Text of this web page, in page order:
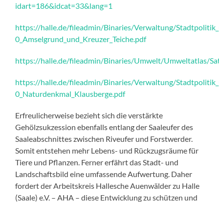
idart=186&idcat=33&lang=1
https://halle.de/fileadmin/Binaries/Verwaltung/
0_Amselgrund_und_Kreuzer_Teiche.pdf
https://halle.de/fileadmin/Binaries/Umwelt/Umweltatlas/
https://halle.de/fileadmin/Binaries/Verwaltung/
0_Naturdenkmal_Klausberge.pdf
Erfreulicherweise bezieht sich die verstärkte
Gehölzsukzession ebenfalls entlang der Saaleufer des
Saaleabschnittes zwischen Riveufer und Forstwerder.
Somit entstehen mehr Lebens- und Rückzugsräume für
Tiere und Pflanzen. Ferner erfährt das Stadt- und
Landschaftsbild eine umfassende Aufwertung. Daher
fordert der Arbeitskreis Hallesche Auenwälder zu Halle
(Saale) e.V. – AHA – diese Entwicklung zu schützen und